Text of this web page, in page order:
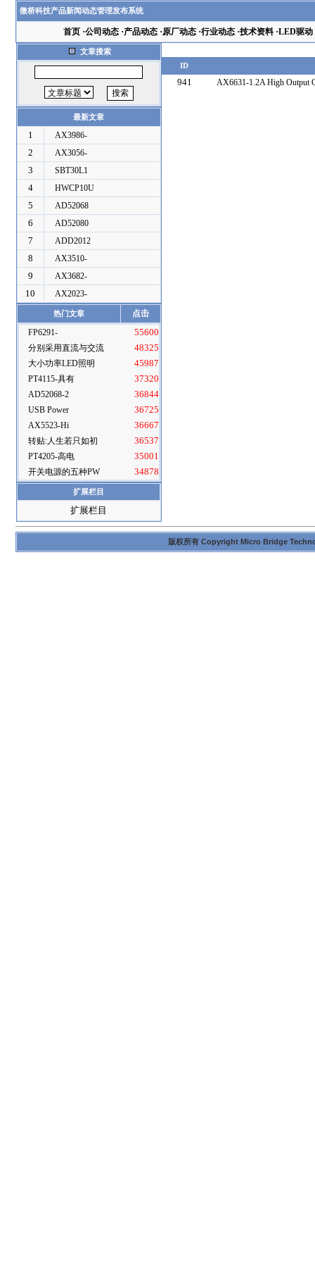
微桥科技产品新闻动态管理发布系统
首页·公司动态·产品动态·原厂动态·行业动态·技术资料·LED驱动
文章搜索
最新文章
1
AX3986-
2
AX3056-
3
SBT30L1
4
HWCP10U
5
AD52068
6
AD52080
7
ADD2012
8
AX3510-
9
AX3682-
10
AX2023-
热门文章
点击
FP6291-
55600
分别采用直流与交流
48325
大小功率LED照明
45987
PT4115-具有
37320
AD52068-2
36844
USB Power
36725
AX5523-Hi
36667
转贴:人生若只如初
36537
PT4205-高电
35001
开关电源的五种PW
34878
扩展栏目
扩展栏目
ID
941 AX6631-1.2A High Output
版权所有 Copyright Micro Bridge